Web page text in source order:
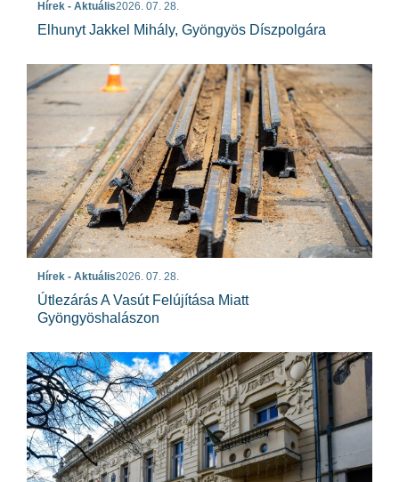
Hírek - Aktuális2026. 07. 28.
Elhunyt Jakkel Mihály, Gyöngyös Díszpolgára
Hírek - Aktuális2026. 07. 28.
Útlezárás A Vasút Felújítása Miatt
Gyöngyöshalászon